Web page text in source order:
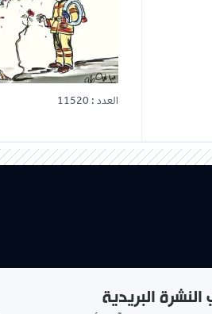
العدد : 11520
البريدية